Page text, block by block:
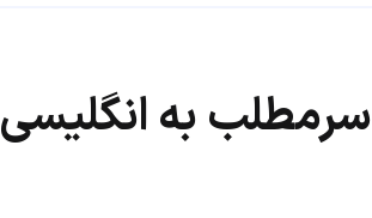
سرمطلب به انگلیسی